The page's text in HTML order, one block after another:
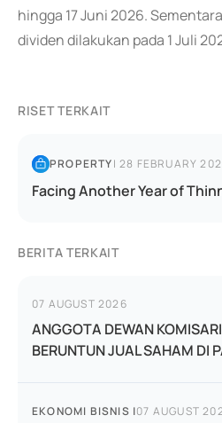
hingga 17 Juni 2026.
dividen dilakukan pada 1 Juli
RISET TERKAIT
PROPERTY|28 FEBRUARY
Facing Another Year of
BERITA TERKAIT
07 AUGUST 2026
ANGGOTA DEWAN
BERUNTUN JUAL SAHAM DI
EKONOMI BISNIS |07 AUGUST